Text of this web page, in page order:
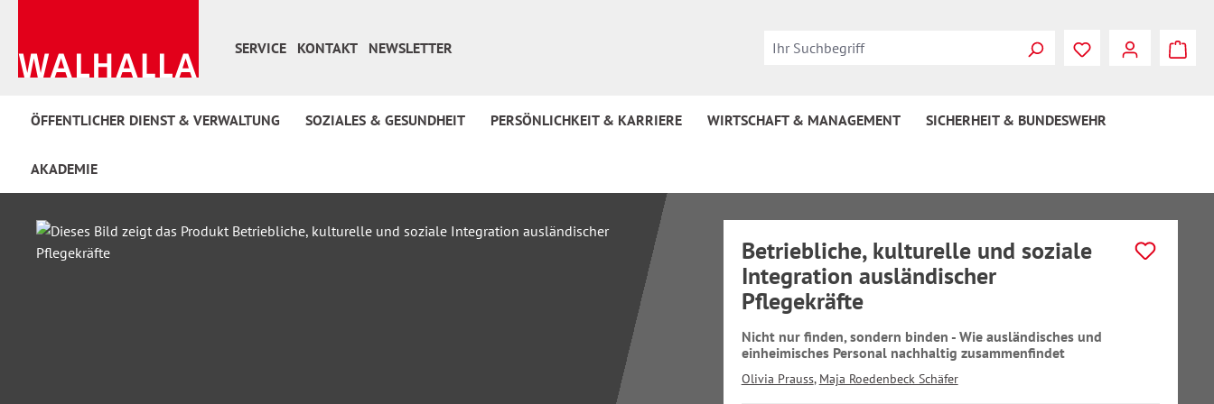
SERVICE
KONTAKT NEWSLETTER
ÖFFENTLICHER DIENST & VERWALTUNG SOZIALES & GESUNDHEIT PERSÖNLICHKEIT & KARRIERE WIRTSCHAFT & MANAGEMENT SICHERHEIT & BUNDESWEHR
AKADEMIE
Bildergalerie überspringen
Betriebliche, kulturelle und soziale
Integration ausländischer
Pflegekräfte
Nicht nur finden, sondern binden - Wie ausländisches und
einheimisches Personal nachhaltig zusammenfindet
Olivia Prauss, Maja Roedenbeck Schäfer